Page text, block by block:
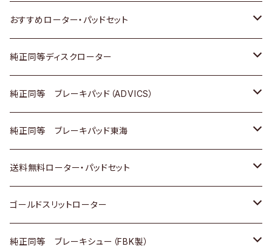
ダイハツ
マツダ
三菱
スバル
日野
三菱ふそう
ＢＭＷ
いすゞ
ダイハツ
マツダ
三菱
日野
三菱ふそう
いすゞ
ダイハツ
三菱
日野
三菱ふそう
その他
スズキ
日産
ダイハツ
マツダ
三菱
スバル
ホンダ
スズキ
日産
いすゞ
ダイハツ
マツダ
三菱
トヨタ
日産
いすゞ
ダイハツ
マツダ
三菱
おすすめローター・パッドセット
トヨタ
ホンダ
スズキ
日産
ダイハツ
マツダ
純正同等ディスクローター
トヨタ
ホンダ
スズキ
日産
いすゞ
純正同等 ブレーキパッド（ADVICS）
トヨタ
ホンダ
スズキ
日産
純正同等 ブレーキパッド東海
トヨタ
ホンダ
日産
送料無料ローター・パッドセット
トヨタ
ホンダ
ゴールドスリットローター
トヨタ
純正同等 ブレーキシュー（FBK製）